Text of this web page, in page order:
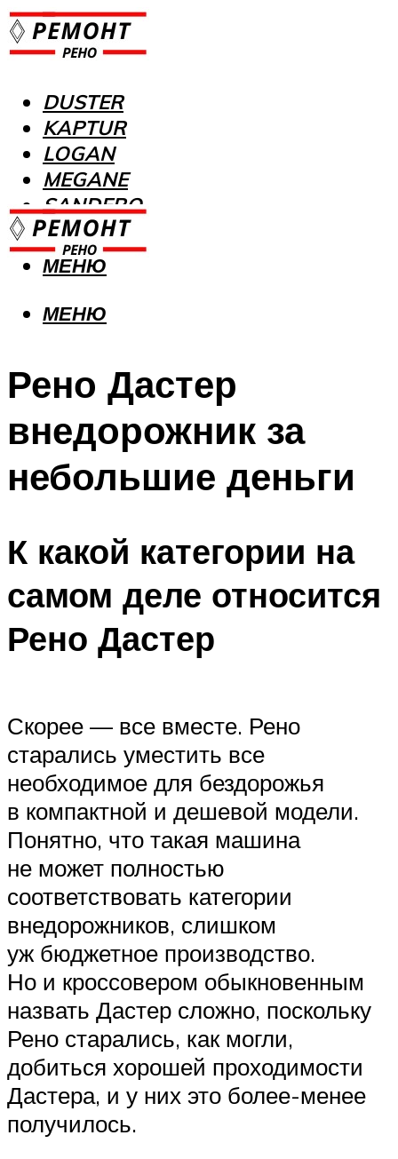
DUSTER
KAPTUR
LOGAN
MEGANE
SANDERO
МЕНЮ
МЕНЮ
Рено Дастер
внедорожник за
небольшие деньги
К какой категории на
самом деле относится
Рено Дастер
Скорее — все вместе. Рено
старались уместить все
необходимое для бездорожья
в компактной и дешевой модели.
Понятно, что такая машина
не может полностью
соответствовать категории
внедорожников, слишком
уж бюджетное производство.
Но и кроссовером обыкновенным
назвать Дастер сложно, поскольку
Рено старались, как могли,
добиться хорошей проходимости
Дастера, и у них это более-менее
получилось.